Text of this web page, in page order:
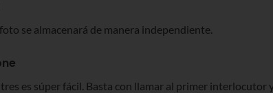
se almacenará de manera independiente.
es súper fácil. Basta con llamar al primer interlocutor